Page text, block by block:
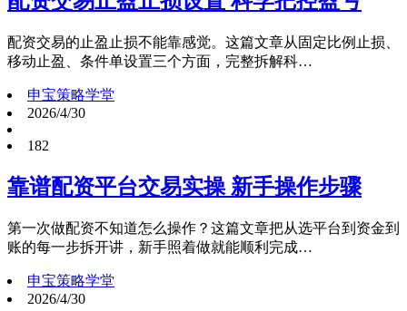
配资交易的止盈止损不能靠感觉。这篇文章从固定比例止损、
移动止盈、条件单设置三个方面，完整拆解科…
申宝策略学堂
2026/4/30
182
靠谱配资平台交易实操 新手操作步骤
第一次做配资不知道怎么操作？这篇文章把从选平台到资金到
账的每一步拆开讲，新手照着做就能顺利完成…
申宝策略学堂
2026/4/30